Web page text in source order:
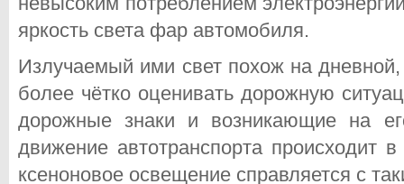
яркость света фар автомобиля.
Излучаемый ими свет похож на
более чётко оценивать дорожную
дорожные знаки и возникающие на
движение автотранспорта происходит
ксеноновое освещение справляется с